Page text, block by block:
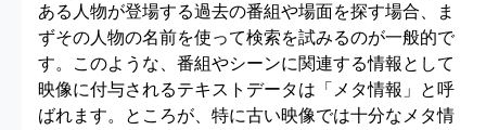
ある人物が登場する過去の番組や場面を探す場合、ま
ずその人物の名前を使って検索を試みるのが一般的で
す。このような、番組やシーンに関連する情報として
映像に付与されるテキストデータは「メタ情報」と呼
ばれます。ところが、特に古い映像では十分なメタ情